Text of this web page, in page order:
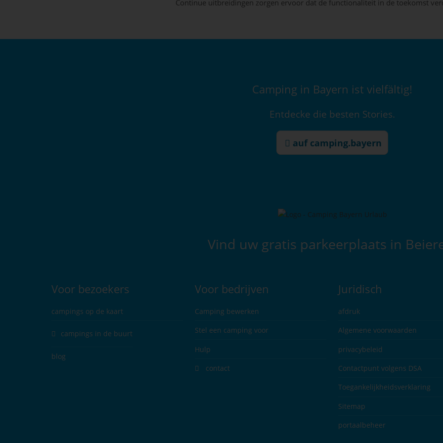
Continue uitbreidingen zorgen ervoor dat de functionaliteit in de toekomst
Camping in Bayern ist vielfältig!
Entdecke die besten Stories.
auf camping.bayern
Vind uw gratis parkeerplaats in
Voor bezoekers
campings op de kaart
campings in de buurt
blog
Voor bedrijven
Camping bewerken
Stel een camping voor
Hulp
contact
Juridisch
afdruk
Algemene voorwaarden
privacybeleid
Contactpunt volgens DSA
Toegankelijkheidsverklaring
Sitemap
portaalbeheer